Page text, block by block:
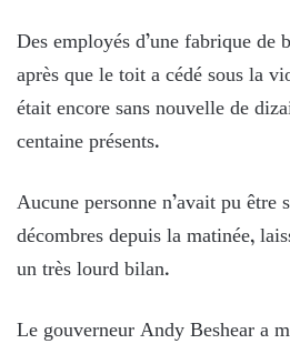
Des employés d’une fabrique de
après que le toit a cédé sous la
était encore sans nouvelle de
centaine présents.
Aucune personne n’avait pu être
décombres depuis la matinée,
un très lourd bilan.
Le gouverneur Andy Beshear a